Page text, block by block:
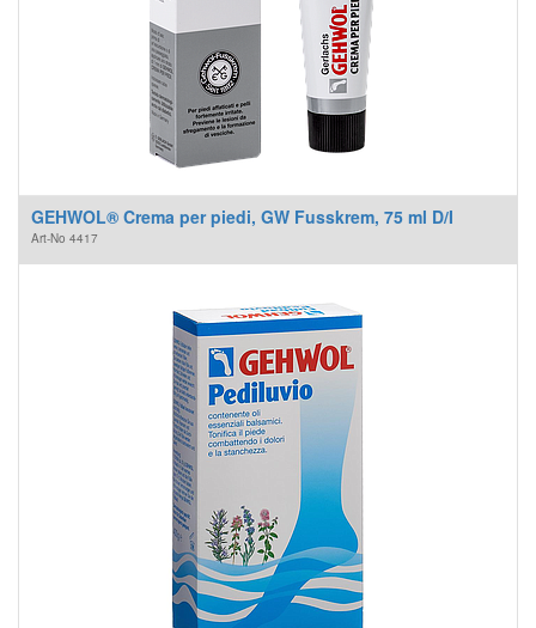
GEHWOL® Crema per piedi, GW Fusskrem, 75 ml D/I
Art-No 4417